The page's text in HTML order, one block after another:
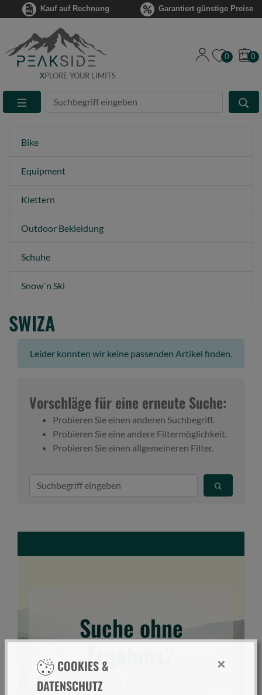
COOKIES &
DATENSCHUTZ
×
Kauf auf Rechnung Garantiert günstige Preise
XPLORE YOUR LIMITS
Suche
Eingabefeld
0 0
Bike
Equipment
Klettern
Outdoor Bekleidung
Schuhe
Snow´n Ski
SWIZA
Leider konnten wir keine passenden Artikel finden.
Vorschläge für eine erneute Suche:
Probieren Sie einen anderen Suchbegriff.
Probieren Sie eine andere Filtermöglichkeit.
Probieren Sie einen allgemeineren Filter.
u
Suche ohne
Ergebnis?
Kostenlose Fachberatung